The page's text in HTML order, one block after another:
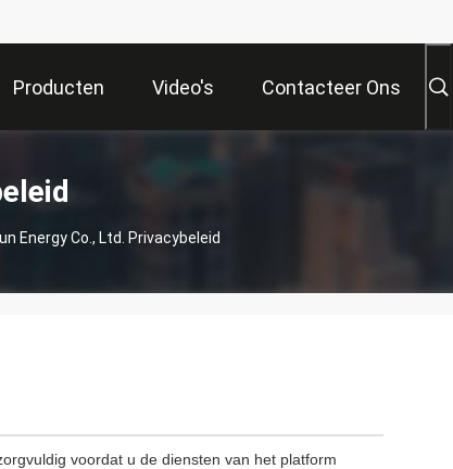
Producten Video's Contacteer Ons
Energy Co., Ltd. Privacybeleid
voordat u de diensten van het platform